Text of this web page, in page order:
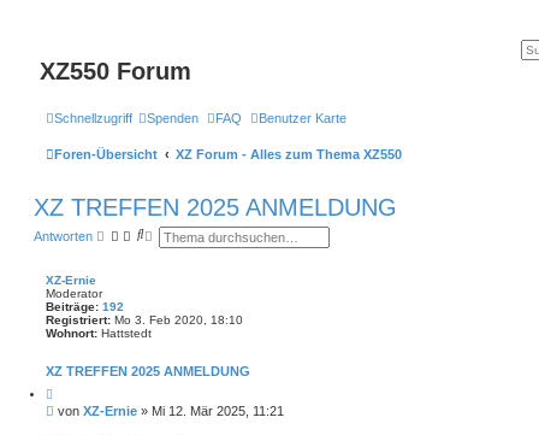
XZ550 Forum
Schnellzugriff Spenden FAQ Benutzer Karte
Foren-Übersicht XZ Forum - Alles zum Thema XZ550
XZ TREFFEN 2025 ANMELDUNG
Antworten
S E
e
S
c
h
XZ-Ernie
Moderator
Beiträge: 192
Registriert: Mo 3. Feb 2020, 18:10
Wohnort: Hattstedt
XZ TREFFEN 2025 ANMELDUNG
i
t
Bvon XZ-Ernie » Mi 12. Mär 2025, 11:21